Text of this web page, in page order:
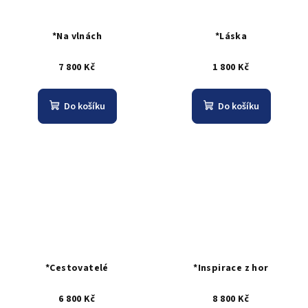
*Na vlnách
7 800 Kč
Do košíku
*Láska
1 800 Kč
Do košíku
*Cestovatelé
6 800 Kč
*Inspirace z hor
8 800 Kč